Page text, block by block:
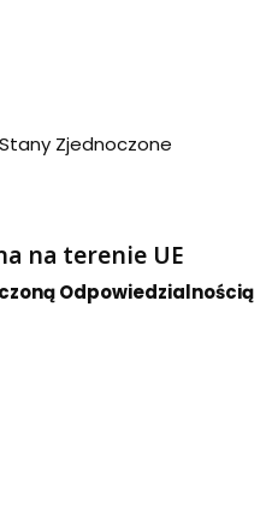
Zjednoczone
na terenie UE
Odpowiedzialnością